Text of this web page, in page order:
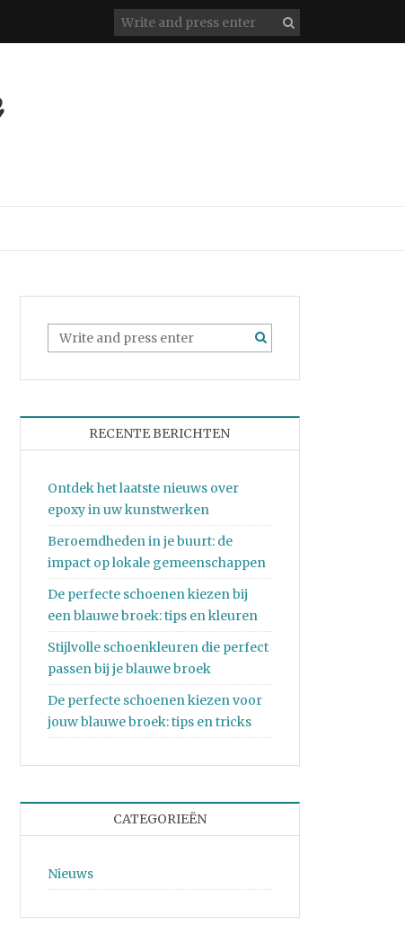
RECENTE BERICHTEN
Ontdek het laatste nieuws over
epoxy in uw kunstwerken
Beroemdheden in je buurt: de
impact op lokale gemeenschappen
De perfecte schoenen kiezen bij
een blauwe broek: tips en kleuren
Stijlvolle schoenkleuren die perfect
passen bij je blauwe broek
De perfecte schoenen kiezen voor
jouw blauwe broek: tips en tricks
CATEGORIEËN
Nieuws